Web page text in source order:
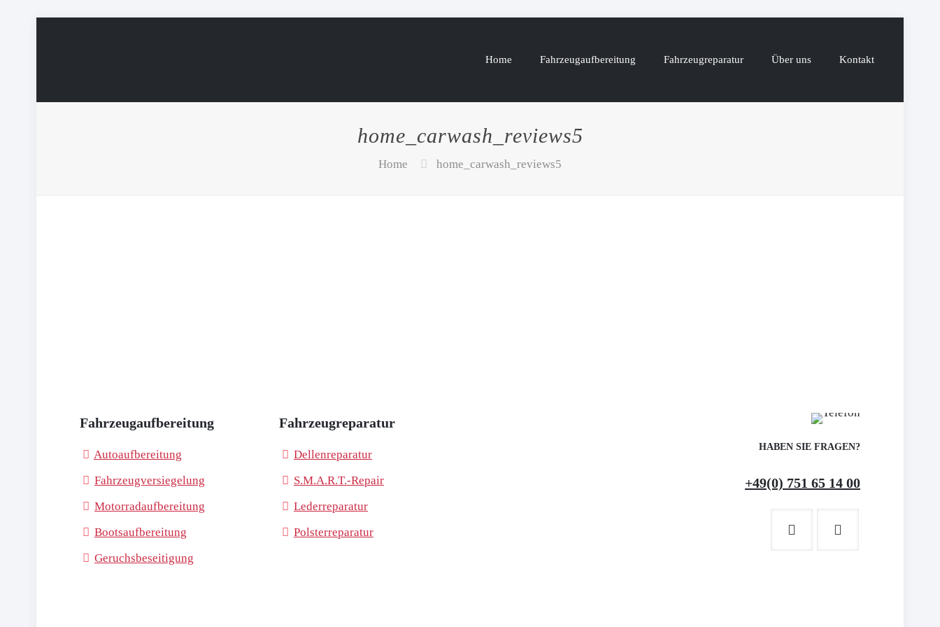
Home Fahrzeugaufbereitung Fahrzeugreparatur Über uns Kontakt
home_carwash_reviews5
Home home_carwash_reviews5
Fahrzeugaufbereitung
Autoaufbereitung
Fahrzeugversiegelung
Motorradaufbereitung
Bootsaufbereitung
Geruchsbeseitigung
Fahrzeugreparatur
Dellenreparatur
S.M.A.R.T.-Repair
Lederreparatur
Polsterreparatur
HABEN SIE FRAGEN?
+49(0) 751 65 14 00